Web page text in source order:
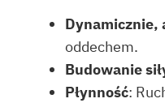
Dynamicznie,
oddechem.
Budowanie
Płynność: